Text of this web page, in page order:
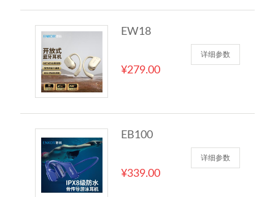
EW18
¥279.00
详细参数
EB100
¥339.00
详细参数